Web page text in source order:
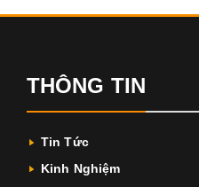
THÔNG TIN
Tin Tức
Kinh Nghiệm